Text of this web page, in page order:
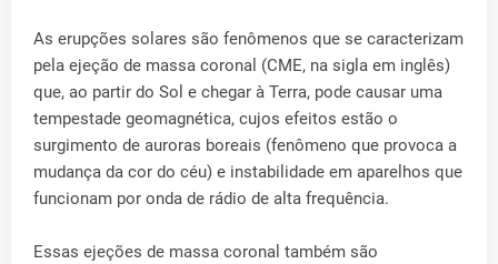
As erupções solares são fenômenos que se caracterizam
pela ejeção de massa coronal (CME, na sigla em inglês)
que, ao partir do Sol e chegar à Terra, pode causar uma
tempestade geomagnética, cujos efeitos estão o
surgimento de auroras boreais (fenômeno que provoca a
mudança da cor do céu) e instabilidade em aparelhos que
funcionam por onda de rádio de alta frequência.
Essas ejeções de massa coronal também são